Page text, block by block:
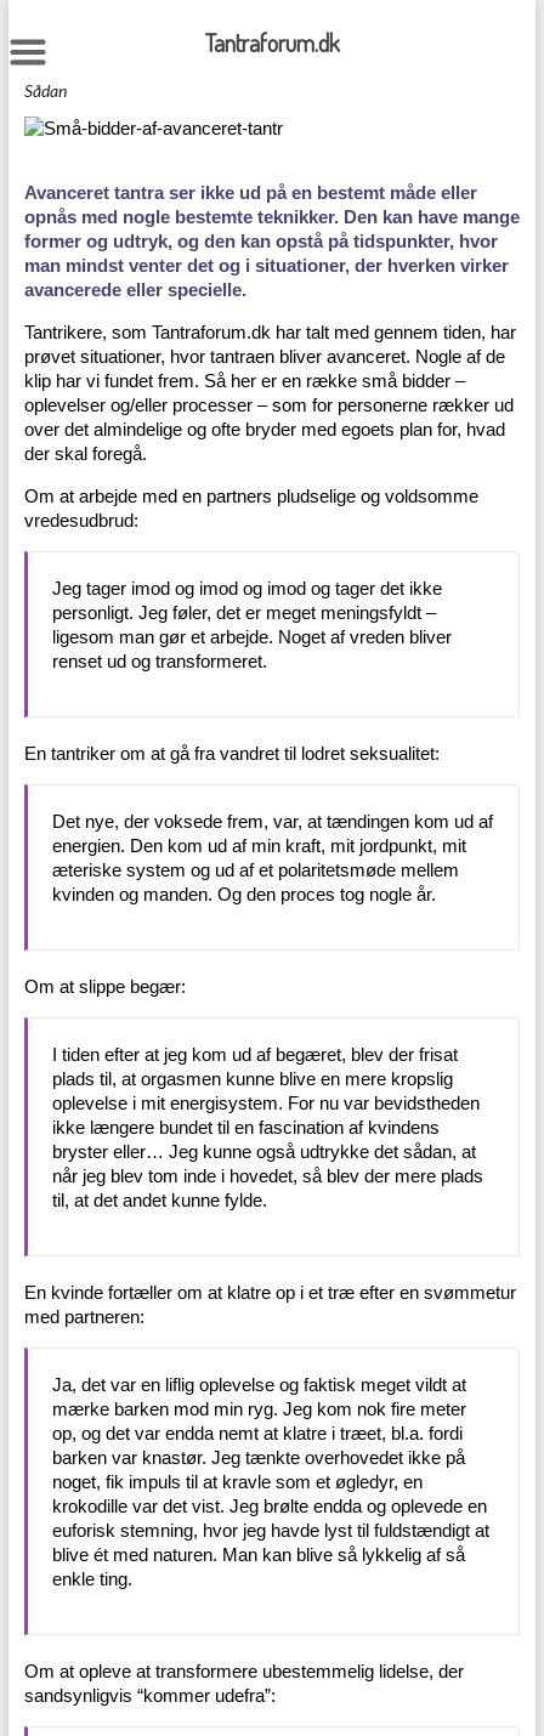
to
content
Sådan
Avanceret tantra ser ikke ud på en bestemt måde eller
opnås med nogle bestemte teknikker. Den kan have mange
former og udtryk, og den kan opstå på tidspunkter, hvor
man mindst venter det og i situationer, der hverken virker
avancerede eller specielle.
Tantrikere, som Tantraforum.dk har talt med gennem tiden, har
prøvet situationer, hvor tantraen bliver avanceret. Nogle af de
klip har vi fundet frem. Så her er en række små bidder –
oplevelser og/eller processer – som for personerne rækker ud
over det almindelige og ofte bryder med egoets plan for, hvad
der skal foregå.
Om at arbejde med en partners pludselige og voldsomme
vredesudbrud:
Jeg tager imod og imod og imod og tager det ikke
personligt. Jeg føler, det er meget meningsfyldt –
ligesom man gør et arbejde. Noget af vreden bliver
renset ud og transformeret.
En tantriker om at gå fra vandret til lodret seksualitet:
Det nye, der voksede frem, var, at tændingen kom ud af
energien. Den kom ud af min kraft, mit jordpunkt, mit
æteriske system og ud af et polaritetsmøde mellem
kvinden og manden. Og den proces tog nogle år.
Om at slippe begær:
I tiden efter at jeg kom ud af begæret, blev der frisat
plads til, at orgasmen kunne blive en mere kropslig
oplevelse i mit energisystem. For nu var bevidstheden
ikke længere bundet til en fascination af kvindens
bryster eller… Jeg kunne også udtrykke det sådan, at
når jeg blev tom inde i hovedet, så blev der mere plads
til, at det andet kunne fylde.
En kvinde fortæller om at klatre op i et træ efter en svømmetur
med partneren:
Ja, det var en liflig oplevelse og faktisk meget vildt at
mærke barken mod min ryg. Jeg kom nok fire meter
op, og det var endda nemt at klatre i træet, bl.a. fordi
barken var knastør. Jeg tænkte overhovedet ikke på
noget, fik impuls til at kravle som et øgledyr, en
krokodille var det vist. Jeg brølte endda og oplevede en
euforisk stemning, hvor jeg havde lyst til fuldstændigt at
blive ét med naturen. Man kan blive så lykkelig af så
enkle ting.
Om at opleve at transformere ubestemmelig lidelse, der
sandsynligvis “kommer udefra”:
Tantraforum.dk